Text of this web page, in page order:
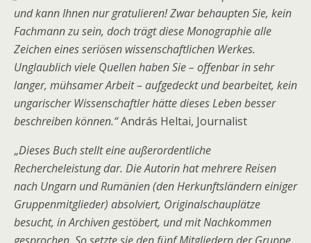
und kann Ihnen nur gratulieren! Zwar behaupten Sie, kein
Fachmann zu sein, doch trägt diese Monographie alle
Zeichen eines seriösen wissenschaftlichen Werkes.
Unglaublich viele Quellen haben Sie – offenbar in sehr
langer, mühsamer Arbeit – aufgedeckt und bearbeitet, kein
ungarischer Wissenschaftler hätte dieses Leben besser
beschreiben können.“András Heltai, Journalist
„Dieses Buch stellt eine außerordentliche
Rechercheleistung dar. Die Autorin hat mehrere Reisen
nach Ungarn und Rumänien (den Herkunftsländern einiger
Gruppenmitglieder) absolviert, Originalschauplätze
besucht, in Archiven gestöbert, und mit Nachkommen